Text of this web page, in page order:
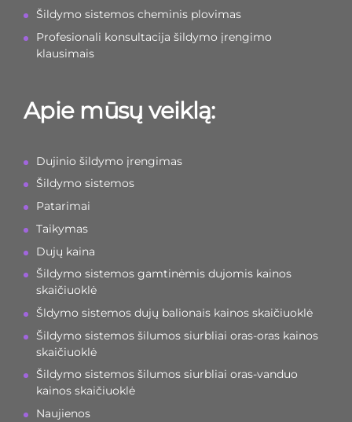
Šildymo sistemos cheminis plovimas
Profesionali konsultacija šildymo įrengimo
klausimais
Apie mūsų veiklą:
Dujinio šildymo įrengimas
Šildymo sistemos
Patarimai
Taikymas
Dujų kaina
Šildymo sistemos gamtinėmis dujomis kainos
skaičiuoklė
Šldymo sistemos dujų balionais kainos skaičiuoklė
Šildymo sistemos šilumos siurbliai oras-oras kainos
skaičiuoklė
Šildymo sistemos šilumos siurbliai oras-vanduo
kainos skaičiuoklė
Naujienos